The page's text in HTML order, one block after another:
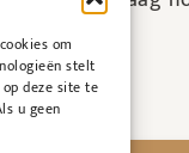
om
stelt
deze site te
u geen